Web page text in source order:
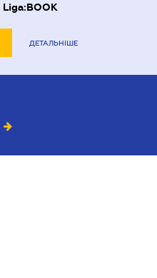
Liga:BOOK
ДЕТАЛЬНІШЕ